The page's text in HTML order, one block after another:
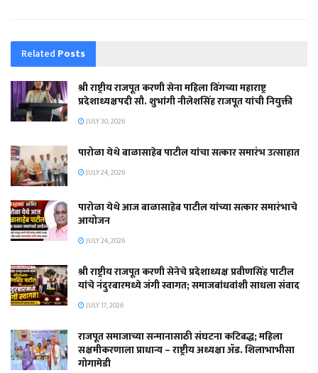
Related Posts
श्री राष्ट्रीय राजपूत करणी सेना महिला विंगच्या महाराष्ट्र
प्रदेशाध्यक्षपदी सौ. शुभांगी नीलेशसिंह राजपूत यांची नियुक्ती
JULY 30, 2026
पारोळा येथे बाळासाहेब पाटील यांचा सत्कार समारंभ उत्साहात
JULY 24, 2026
पारोळा येथे आज बाळासाहेब पाटील यांच्या सत्कार समारंभाचे
आयोजन
JULY 24, 2026
श्री राष्ट्रीय राजपूत करणी सेनेचे प्रदेशाध्यक्ष प्रवीणसिंह पाटील
यांचे नंदुरबारमध्ये जंगी स्वागत; समाजबांधवांशी साधला संवाद
JULY 17, 2026
राजपूत समाजाच्या सन्मानासाठी संघटना कटिबद्ध; महिला
सक्षमीकरणाला प्राधान्य – राष्ट्रीय अध्यक्षा ॲड. शिलाभाभीसा
गोगामेडी